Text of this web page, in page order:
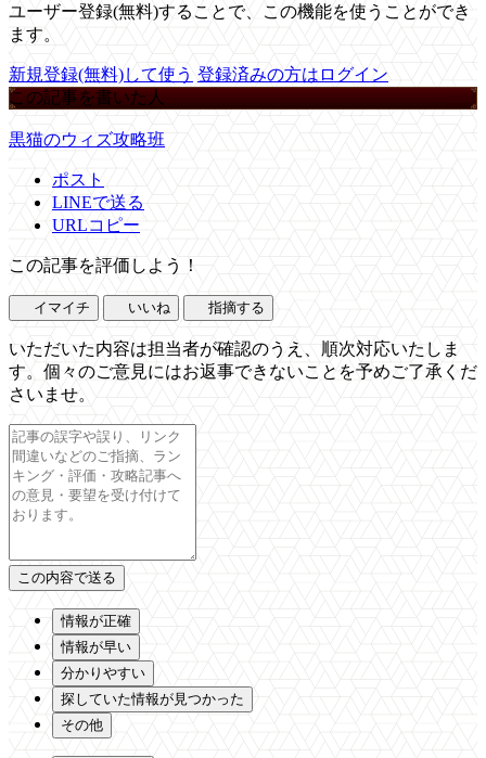
ユーザー登録(無料)することで、この機能を使うことができ
ます。
新規登録(無料)して使う 登録済みの方はログイン
この記事を書いた人
黒猫のウィズ攻略班
ポスト
LINEで送る
URLコピー
この記事を評価しよう！
イマイチ いいね 指摘する
いただいた内容は担当者が確認のうえ、順次対応いたしま
す。個々のご意見にはお返事できないことを予めご了承くだ
さいませ。
情報が正確
情報が早い
分かりやすい
探していた情報が見つかった
その他